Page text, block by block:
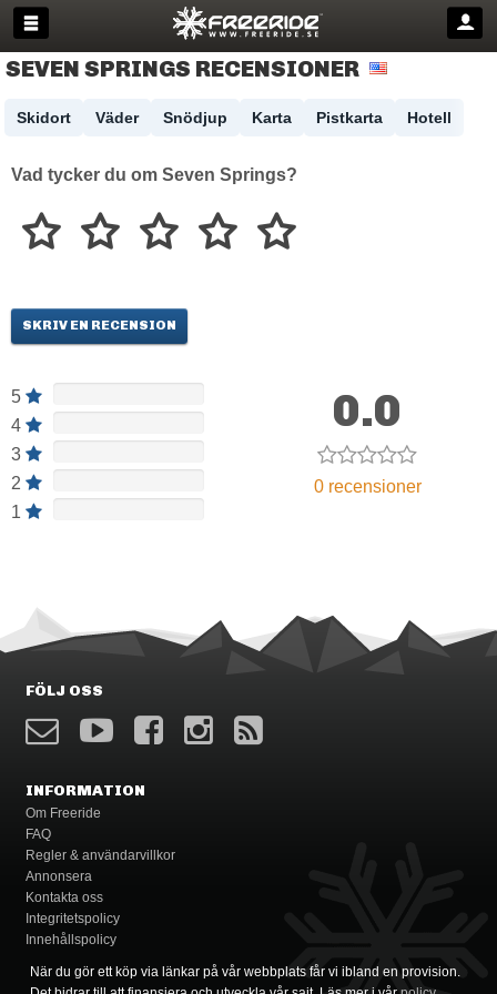
SEVEN SPRINGS RECENSIONER
Skidort Väder Snödjup Karta Pistkarta Hotell
Vad tycker du om Seven Springs?
SKRIV EN RECENSION
5
4
3
2
1
0.0
0 recensioner
FÖLJ OSS
INFORMATION
Om Freeride
FAQ
Regler & användarvillkor
Annonsera
Kontakta oss
Integritetspolicy
Innehållspolicy
När du gör ett köp via länkar på vår webbplats får vi ibland en provision.